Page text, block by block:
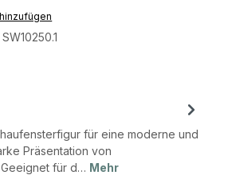
SW10250.1
für eine moderne und
Präsentation von
für d… Mehr